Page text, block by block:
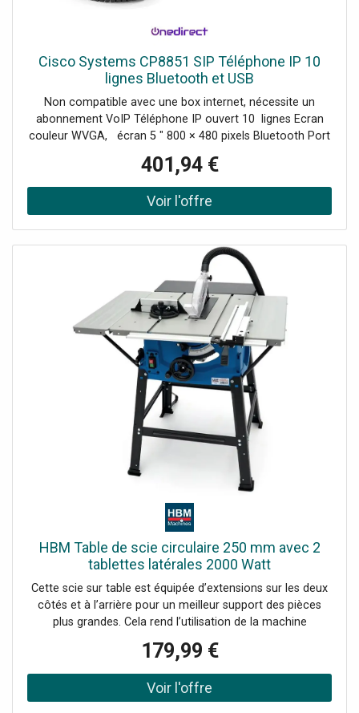
Cisco Systems CP8851 SIP Téléphone IP 10
lignes Bluetooth et USB
Non compatible avec une box internet, nécessite un
abonnement VoIP Téléphone IP ouvert 10 lignes Ecran
couleur WVGA, écran 5 " 800 × 480 pixels Bluetooth Port
haut-parleur Full-Duplex 4 touches
programmables contextuelles PoE classe 2 Support EHS
Audio large bande IPv6 pris en charge
401,94 €
HBM Table de scie circulaire 250 mm avec 2
tablettes latérales 2000 Watt
Cette scie sur table est équipée d’extensions sur les deux
côtés et à l’arrière pour un meilleur support des pièces
plus grandes. Cela rend l’utilisation de la machine
beaucoup plus sûre. Les supports supplémentaires sur les
pieds arrière offrent une sécurité supplémentaire lors du
sciage. Ils empêchent que la table ne bascule si une
résistance plus importante se produit pendant la découpe.
179,99 €